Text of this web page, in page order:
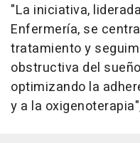
"La iniciativa,
Enfermería, se
tratamiento y
obstructiva del
optimizando la
y a la